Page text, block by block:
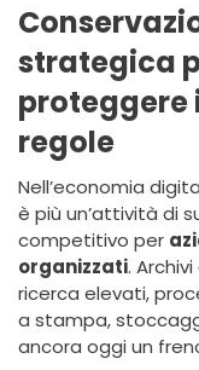
strategica
proteggere
regole
Nell’economia
è più un’attività di
competitivo per
organizzati.
ricerca elevati,
a stampa,
ancora oggi un